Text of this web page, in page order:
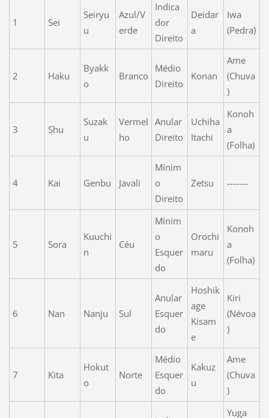
1 Sei
Seiryu
u
Azul/V
erde
Indica
dor
Direito
Deidar
a
Iwa
(Pedra)
2 Haku
Byakk
o
Branco
Médio
Direito
Konan
Ame
(Chuva
)
3 Shu
Suzak
u
Vermel
ho
Anular
Direito
Uchiha
Itachi
Konoh
a
(Folha)
4 Kai Genbu Javali
Mínim
o
Direito
Zetsu -------
5 Sora
Kuuchi
n
Céu
Mínim
o
Esquer
do
Orochi
maru
Konoh
a
(Folha)
6 Nan Nanju Sul
Anular
Esquer
do
Hoshik
age
Kisam
e
Kiri
(Névoa
)
7 Kita
Hokut
o
Norte
Médio
Esquer
do
Kakuz
u
Ame
(Chuva
)
Yuga